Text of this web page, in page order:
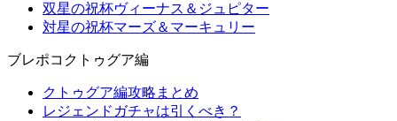
双星の祝杯ヴィーナス＆ジュピター
対星の祝杯マーズ＆マーキュリー
ブレポコクトゥグア編
クトゥグア編攻略まとめ
レジェンドガチャは引くべき？